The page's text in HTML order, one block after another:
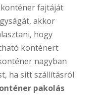
fajtáját
akkor
hogy
konténert
nagyban
ha sitt szállításról
pakolás